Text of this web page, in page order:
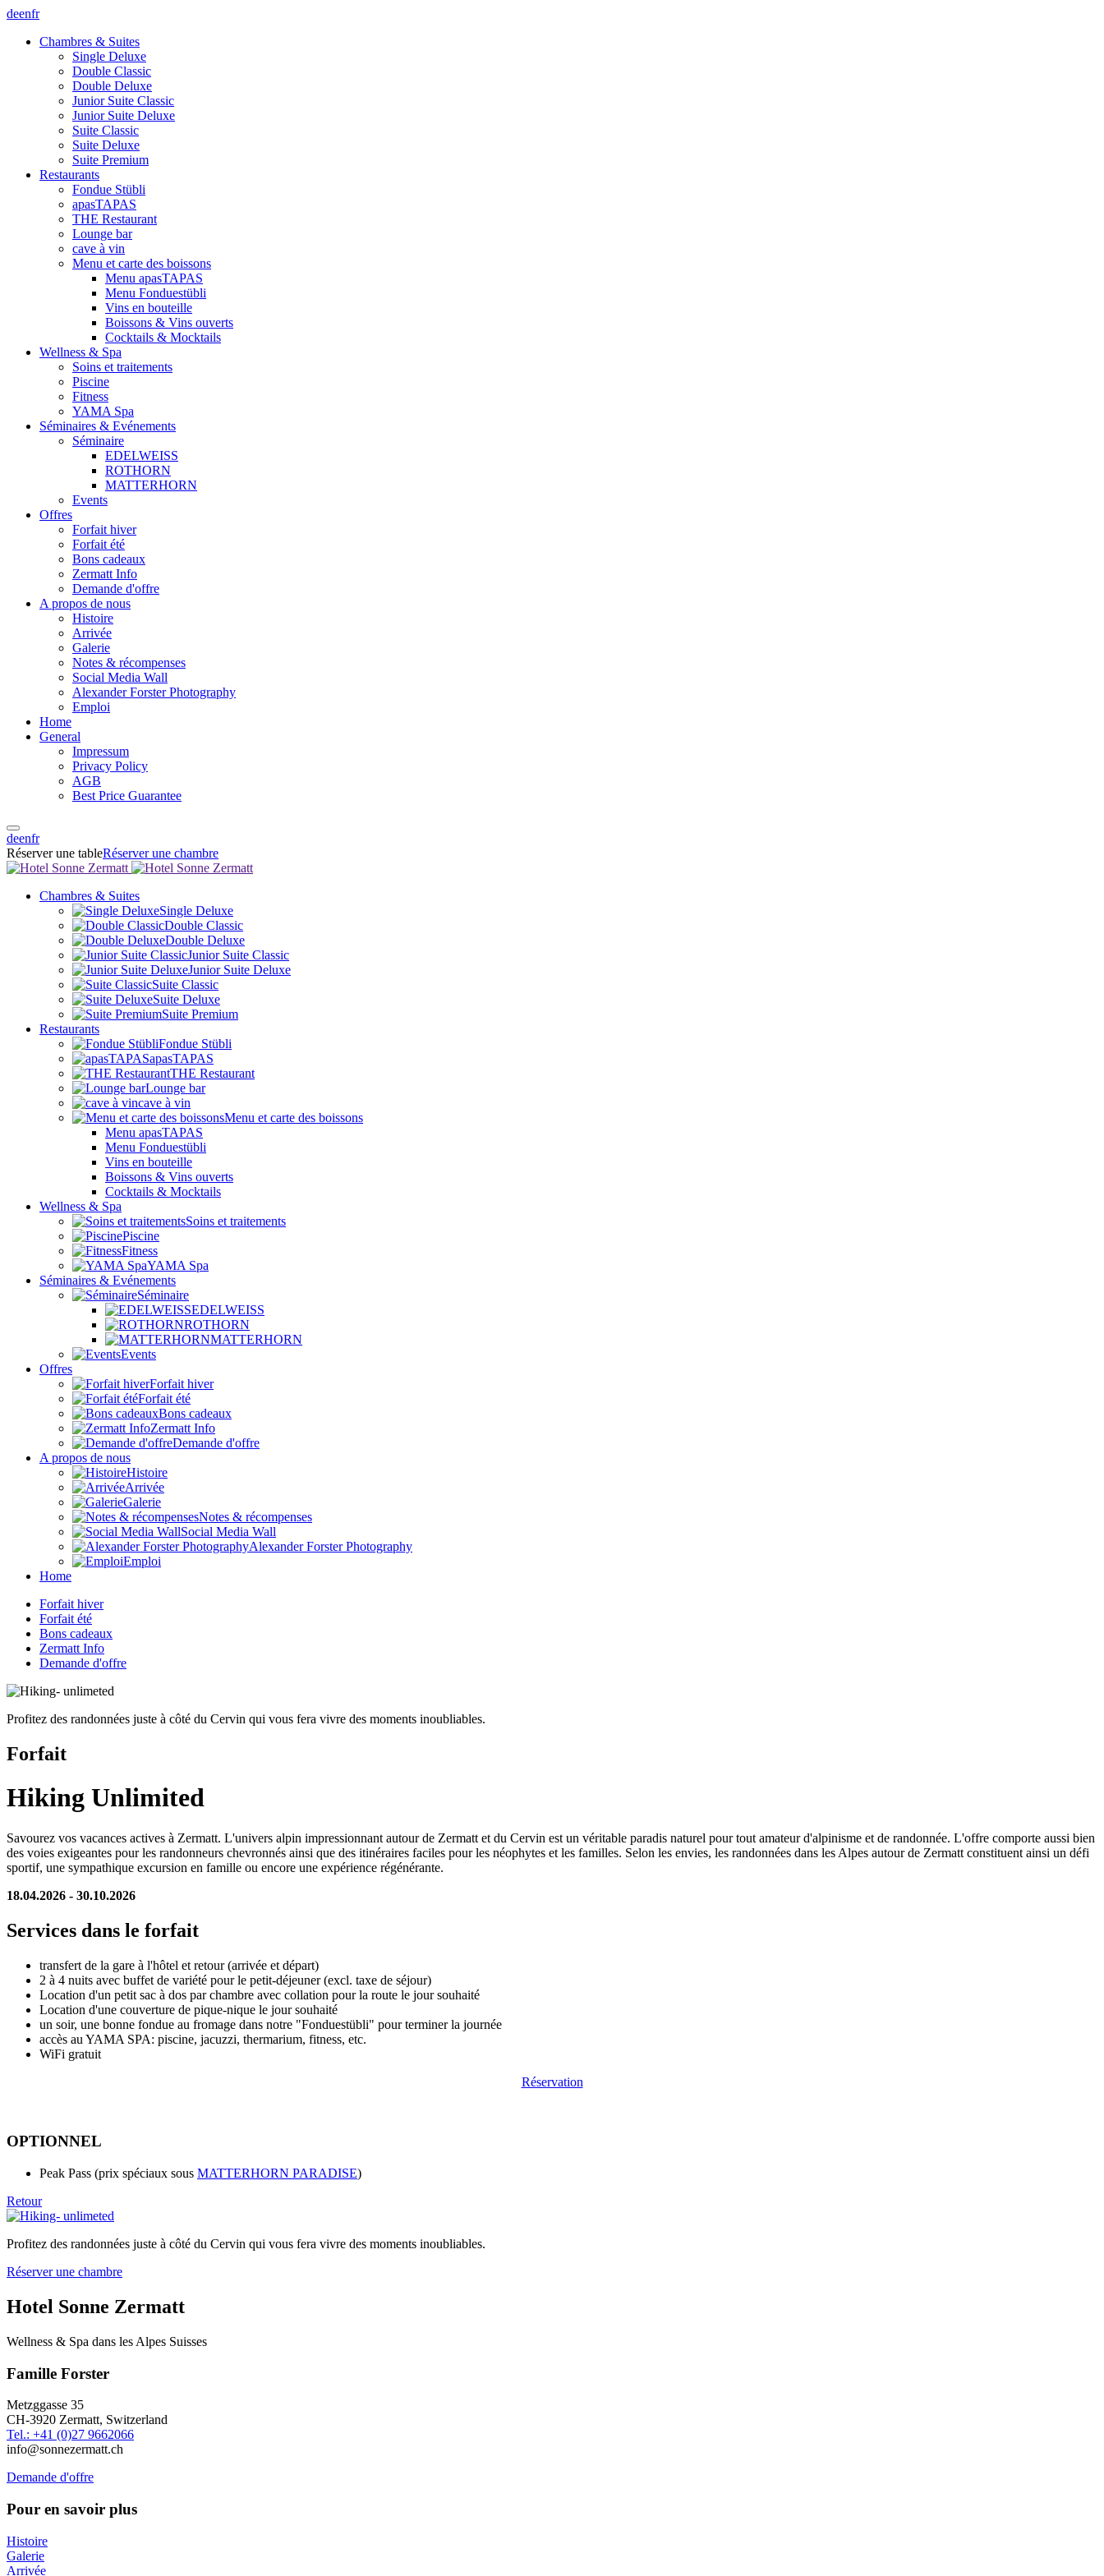
deenfr
Chambres & Suites
Single Deluxe
Double Classic
Double Deluxe
Junior Suite Classic
Junior Suite Deluxe
Suite Classic
Suite Deluxe
Suite Premium
Restaurants
Fondue Stübli
apasTAPAS
THE Restaurant
Lounge bar
cave à vin
Menu et carte des boissons
Menu apasTAPAS
Menu Fonduestübli
Vins en bouteille
Boissons & Vins ouverts
Cocktails & Mocktails
Wellness & Spa
Soins et traitements
Piscine
Fitness
YAMA Spa
Séminaires & Evénements
Séminaire
EDELWEISS
ROTHORN
MATTERHORN
Events
Offres
Forfait hiver
Forfait été
Bons cadeaux
Zermatt Info
Demande d'offre
A propos de nous
Histoire
Arrivée
Galerie
Notes & récompenses
Social Media Wall
Alexander Forster Photography
Emploi
Home
General
Impressum
Privacy Policy
AGB
Best Price Guarantee
deenfr
Réserver une tableRéserver une chambre
Chambres & Suites
Single Deluxe
Double Classic
Double Deluxe
Junior Suite Classic
Junior Suite Deluxe
Suite Classic
Suite Deluxe
Suite Premium
Restaurants
Fondue Stübli
apasTAPAS
THE Restaurant
Lounge bar
cave à vin
Menu et carte des boissons
Menu apasTAPAS
Menu Fonduestübli
Vins en bouteille
Boissons & Vins ouverts
Cocktails & Mocktails
Wellness & Spa
Soins et traitements
Piscine
Fitness
YAMA Spa
Séminaires & Evénements
Séminaire
EDELWEISS
ROTHORN
MATTERHORN
Events
Offres
Forfait hiver
Forfait été
Bons cadeaux
Zermatt Info
Demande d'offre
A propos de nous
Histoire
Arrivée
Galerie
Notes & récompenses
Social Media Wall
Alexander Forster Photography
Emploi
Home
Forfait hiver
Forfait été
Bons cadeaux
Zermatt Info
Demande d'offre
Profitez des randonnées juste à côté du Cervin qui vous fera vivre des moments inoubliables.
Forfait
Hiking Unlimited
Savourez vos vacances actives à Zermatt. L'univers alpin impressionnant autour de Zermatt et du Cervin est un véritable paradis naturel pour tout amateur d'alpinisme et de randonnée. L'offre comporte aussi bien
des voies exigeantes pour les randonneurs chevronnés ainsi que des itinéraires faciles pour les néophytes et les familles. Selon les envies, les randonnées dans les Alpes autour de Zermatt constituent ainsi un défi
sportif, une sympathique excursion en famille ou encore une expérience régénérante.
18.04.2026 - 30.10.2026
Services dans le forfait
transfert de la gare à l'hôtel et retour (arrivée et départ)
2 à 4 nuits avec buffet de variété pour le petit-déjeuner (excl. taxe de séjour)
Location d'un petit sac à dos par chambre avec collation pour la route le jour souhaité
Location d'une couverture de pique-nique le jour souhaité
un soir, une bonne fondue au fromage dans notre "Fonduestübli" pour terminer la journée
accès au YAMA SPA: piscine, jacuzzi, thermarium, fitness, etc.
WiFi gratuit
Réservation
OPTIONNEL
Peak Pass (prix spéciaux sous MATTERHORN PARADISE)
Retour
Profitez des randonnées juste à côté du Cervin qui vous fera vivre des moments inoubliables.
Réserver une chambre
Hotel Sonne Zermatt
Wellness & Spa dans les Alpes Suisses
Famille Forster
Metzggasse 35
CH-3920 Zermatt, Switzerland
Tel.: +41 (0)27 9662066
info@sonnezermatt.ch
Demande d'offre
Pour en savoir plus
Histoire
Galerie
Arrivée